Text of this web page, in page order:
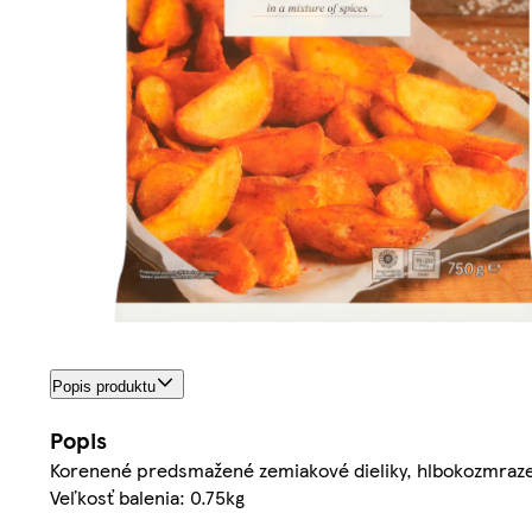
Popis produktu
Popis
Korenené predsmažené zemiakové dieliky,
Veľkosť balenia: 0.75kg